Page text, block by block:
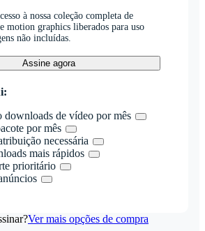
à nossa coleção completa de
motion graphics liberados para uso
não incluídas.
Assine agora
downloads de vídeo por mês
por mês
necessária
mais rápidos
prioritário
Ver mais opções de compra